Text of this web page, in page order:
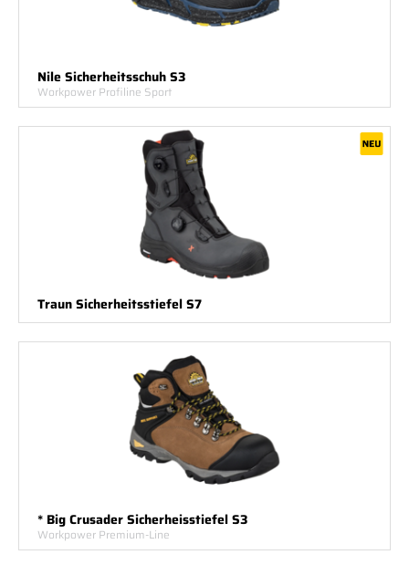
Nile Sicherheitsschuh S3
Workpower Profiline Sport
Traun Sicherheitsstiefel S7
* Big Crusader Sicherheisstiefel S3
Workpower Premium-Line